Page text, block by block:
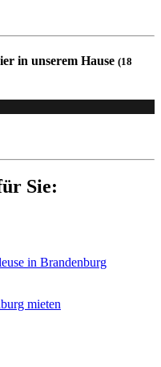
in unserem Hause (18
Sie: